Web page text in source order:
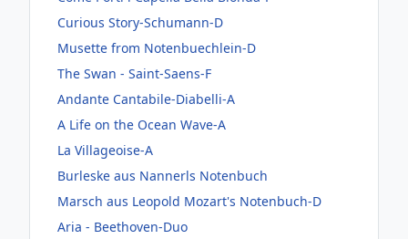
Curious Story-Schumann-D
Musette from Notenbuechlein-D
The Swan - Saint-Saens-F
Andante Cantabile-Diabelli-A
A Life on the Ocean Wave-A
La Villageoise-A
Burleske aus Nannerls Notenbuch
Marsch aus Leopold Mozart's Notenbuch-D
Aria - Beethoven-Duo